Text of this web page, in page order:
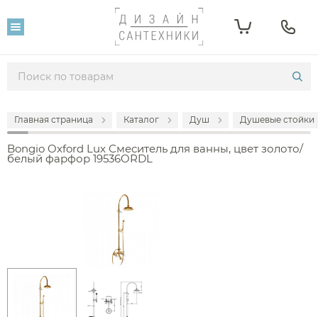
Главная страница Каталог Душ Душевые стойки
Bongio Oxford Lux Смеситель для ванны, цвет золото/
белый фарфор 19536ORDL